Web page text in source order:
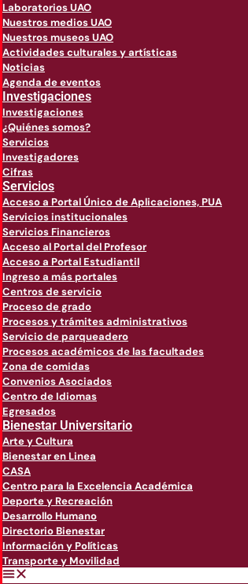
Laboratorios UAO
Nuestros medios UAO
Nuestros museos UAO
Actividades culturales y artísticas
Noticias
Agenda de eventos
Investigaciones
Investigaciones
¿Quiénes somos?
Servicios
Investigadores
Cifras
Servicios
Acceso a Portal Único de Aplicaciones, PUA
Servicios institucionales
Servicios Financieros
Acceso al Portal del Profesor
Acceso a Portal Estudiantil
Ingreso a más portales
Centros de servicio
Proceso de grado
Procesos y trámites administrativos
Servicio de parqueadero
Procesos académicos de las facultades
Zona de comidas
Convenios Asociados
Centro de Idiomas
Egresados
Bienestar Universitario
Arte y Cultura
Bienestar en Linea
CASA
Centro para la Excelencia Académica
Deporte y Recreación
Desarrollo Humano
Directorio Bienestar
Información y Políticas
Transporte y Movilidad